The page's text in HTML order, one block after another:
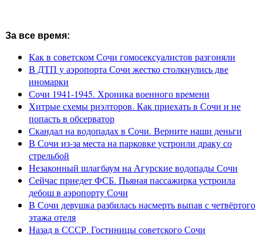
За все время:
Как в советском Сочи гомосексуалистов разгоняли
В ДТП у аэропорта Сочи жестко столкнулись две
иномарки
Сочи 1941-1945. Хроника военного времени
Хитрые схемы риэлторов. Как приехать в Сочи и не
попасть в обсерватор
Скандал на водопадах в Сочи. Верните наши деньги
В Сочи из-за места на парковке устроили драку со
стрельбой
Незаконный шлагбаум на Агурские водопады Сочи
Сейчас приедет ФСБ. Пьяная пассажирка устроила
дебош в аэропорту Сочи
В Сочи девушка разбилась насмерть выпав с четвёртого
этажа отеля
Назад в СССР. Гостиницы советского Сочи